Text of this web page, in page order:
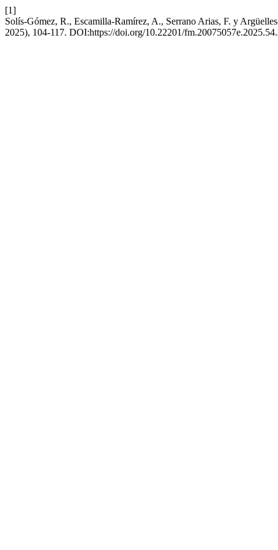
[1]
Solís-Gómez, R., Escamilla-Ramírez, A., Serrano Arias, F. y
2025), 104-117. DOI:https://doi.org/10.22201/